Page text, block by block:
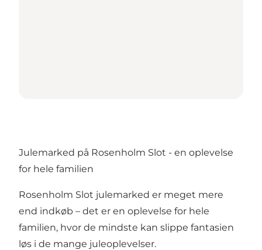
Julemarked på Rosenholm Slot - en oplevelse
for hele familien
Rosenholm Slot julemarked er meget mere
end indkøb – det er en oplevelse for hele
familien, hvor de mindste kan slippe fantasien
løs i de mange juleoplevelser.